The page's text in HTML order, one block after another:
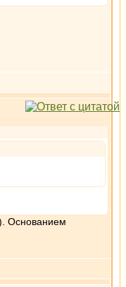
Основанием